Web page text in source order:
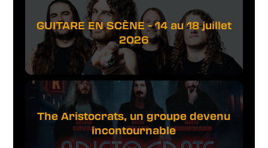
GUITARE EN SCÈNE - 14 au 18 juillet
2026
The Aristocrats, un groupe devenu
incontournable